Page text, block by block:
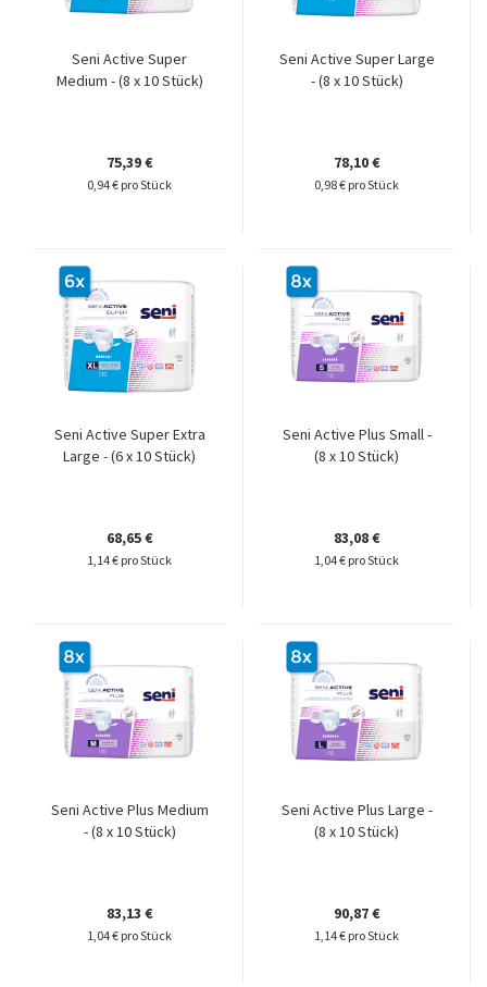
Seni Active Super
Medium - (8 x 10 Stück)
75,39 €
0,94 € pro Stück
Seni Active Super Large
- (8 x 10 Stück)
78,10 €
0,98 € pro Stück
Seni Active Super Extra
Large - (6 x 10 Stück)
68,65 €
1,14 € pro Stück
Seni Active Plus Small -
(8 x 10 Stück)
83,08 €
1,04 € pro Stück
Seni Active Plus Medium
- (8 x 10 Stück)
83,13 €
1,04 € pro Stück
Seni Active Plus Large -
(8 x 10 Stück)
90,87 €
1,14 € pro Stück